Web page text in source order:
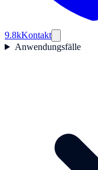
9.8kKontakt
Anwendungsfälle